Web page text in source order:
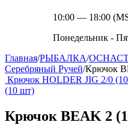
10:00 — 18:00
Понедельник -
Главная/РЫБАЛКА/
Серебряный Ручей/Крючок
Крючок HOLDER JIG 2/0
(10 шт)
Крючок BEAK 2